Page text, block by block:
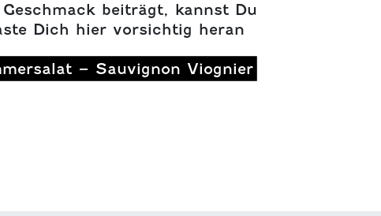
beiträgt, kannst Du
Dich hier vorsichtig heran
– Sauvignon Viognier